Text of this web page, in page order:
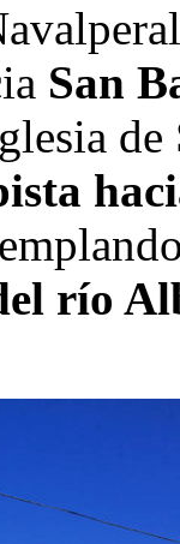
San
río